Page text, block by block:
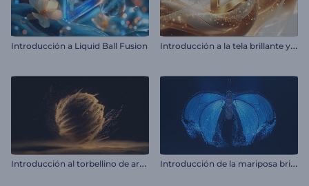
Introducción a Liquid Ball Fusion I
ntroducción a la tela brillante y fluida
I
ntroducción al torbellino de arena I
ntroducción de la mariposa brillante